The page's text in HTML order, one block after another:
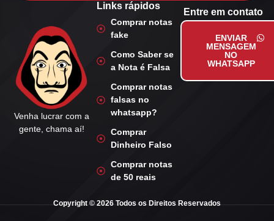
Venha lucrar com a
gente, chama aí!
Links rápidos
Comprar notas
fake
Como Saber se
a Nota é Falsa
Comprar notas
falsas no
whatsapp?
Comprar
Dinheiro Falso
Comprar notas
de 50 reais
Entre em contato
ENVIAR
MENSAGEM
NO
WHATSAPP
Copyright © 2026 Todos os Direitos Reservados